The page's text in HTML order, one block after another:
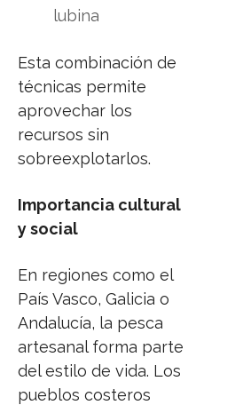
lubina
Esta combinación de
técnicas permite
aprovechar los
recursos sin
sobreexplotarlos.
Importancia cultural
y social
En regiones como el
País Vasco, Galicia o
Andalucía, la pesca
artesanal forma parte
del estilo de vida. Los
pueblos costeros